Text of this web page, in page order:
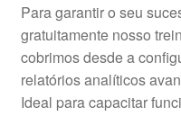
Para garantir o seu
gratuitamente nosso
cobrimos desde a
relatórios analíticos
Ideal para capacitar